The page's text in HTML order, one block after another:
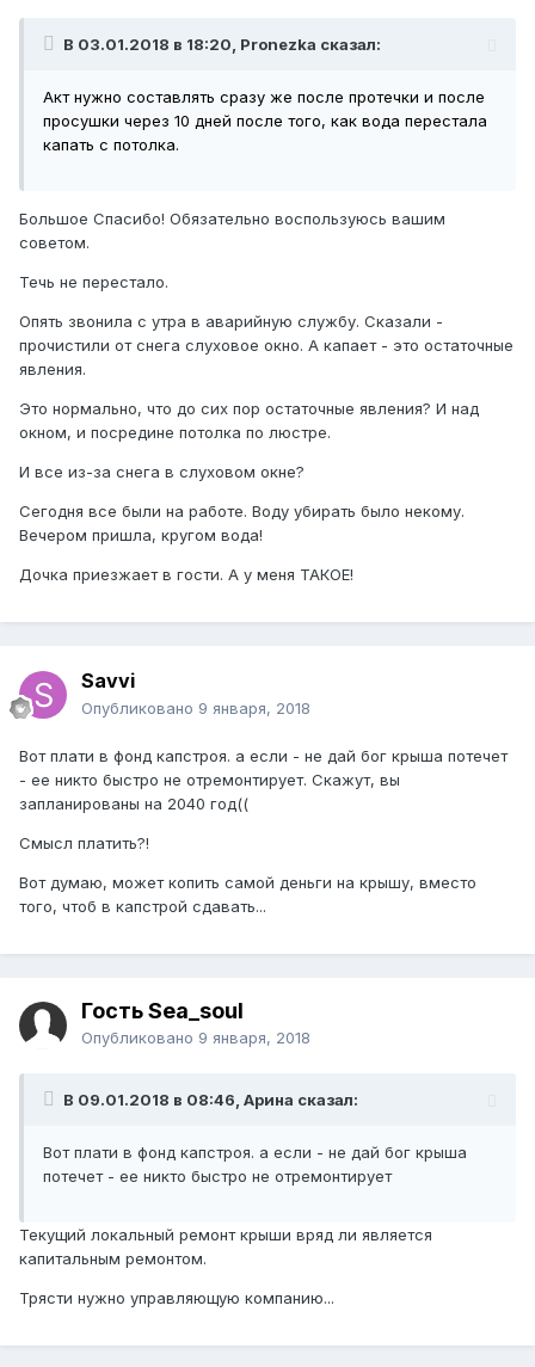
В 03.01.2018 в 18:20, Pronezka сказал:
Акт нужно составлять сразу же после протечки и после
просушки через 10 дней после того, как вода перестала
капать с потолка.
Большое Спасибо! Обязательно воспользуюсь вашим
советом.
Течь не перестало.
Опять звонила с утра в аварийную службу. Сказали -
прочистили от снега слуховое окно. А капает - это остаточные
явления.
Это нормально, что до сих пор остаточные явления? И над
окном, и посредине потолка по люстре.
И все из-за снега в слуховом окне?
Сегодня все были на работе. Воду убирать было некому.
Вечером пришла, кругом вода!
Дочка приезжает в гости. А у меня ТАКОЕ!
Savvi
Опубликовано 9 января, 2018
Вот плати в фонд капстроя. а если - не дай бог крыша потечет
- ее никто быстро не отремонтирует. Скажут, вы
запланированы на 2040 год((
Смысл платить?!
Вот думаю, может копить самой деньги на крышу, вместо
того, чтоб в капстрой сдавать...
Гость Sea_soul
Опубликовано 9 января, 2018
В 09.01.2018 в 08:46, Арина сказал:
Вот плати в фонд капстроя. а если - не дай бог крыша
потечет - ее никто быстро не отремонтирует
Текущий локальный ремонт крыши вряд ли является
капитальным ремонтом.
Трясти нужно управляющую компанию...